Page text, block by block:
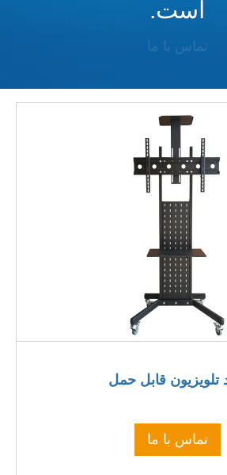
است.
تماس با ما
تلویزیون قابل حمل
تماس با ما